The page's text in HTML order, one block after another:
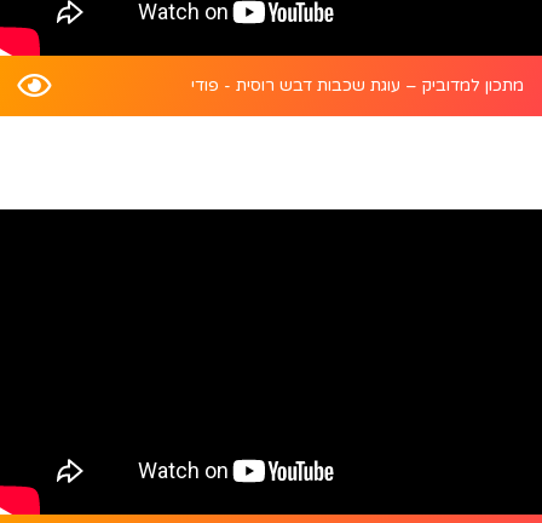
מתכון למדוביק – עוגת שכבות דבש רוסית - פודי